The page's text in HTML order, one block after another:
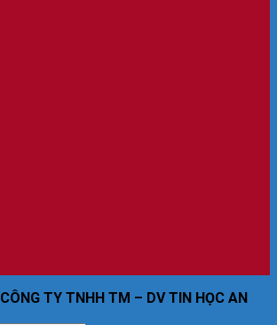
CÔNG TY TNHH TM – DV TIN HỌC AN